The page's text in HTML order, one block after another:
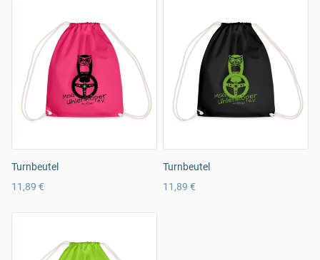
Turnbeutel
11,89 €
Turnbeutel
11,89 €